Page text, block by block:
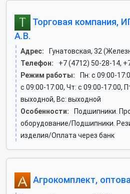
Торговая компания,
А.В.
Адрес:
Гунатовская, 32
Телефон:
+7 (4712) 50-28-14,
Режим работы:
Пн: c 09:00-
c 09:00-17:00, Чт: c 09:00-17:00,
выходной, Вс: выходной
Особенности:
Подшипники.
оборудование/Подшипники.
изделия/Оплата через банк
Агрокомплект,